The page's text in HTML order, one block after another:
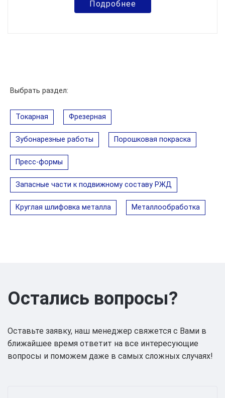
Подробнее
Выбрать раздел:
Токарная Фрезерная
Зубонарезные работы Порошковая покраска
Пресс-формы
Запасные части к подвижному составу РЖД
Круглая шлифовка металла Металлообработка
Остались вопросы?
Оставьте заявку, наш менеджер свяжется с Вами в
ближайшее время ответит на все интересующие
вопросы и поможем даже в самых сложных случаях!